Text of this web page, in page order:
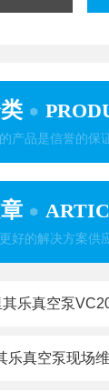
封不好
产品是信誉的保
好的解决方案供
乐真空泵
乐真空泵现场